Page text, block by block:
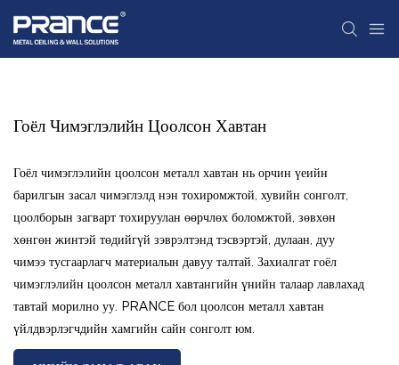
Гоёл Чимэглэлийн Цоолсон Хавтан
Гоёл чимэглэлийн цоолсон металл хавтан нь орчин үеийн
барилгын засал чимэглэлд нэн тохиромжтой, хувийн сонголт,
цоолборын загварт тохируулан өөрчлөх боломжтой, зөвхөн
хөнгөн жинтэй төдийгүй зэврэлтэнд тэсвэртэй, дулаан, дуу
чимээ тусгаарлагч материалын давуу талтай. Захиалгат гоёл
чимэглэлийн цоолсон металл хавтангийн үнийн талаар лавлахад
тавтай морилно уу. PRANCE бол цоолсон металл хавтан
үйлдвэрлэгчдийн хамгийн сайн сонголт юм.